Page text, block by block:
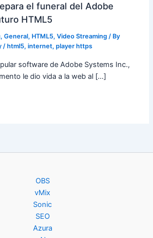
el funeral del Adobe
HTML5
,General, HTML5,Video Streaming / By
/html5,internet,player https
software de Adobe Systems Inc.,
le dio vida a la web al […]
OBS
vMix
Sonic
SEO
Azura